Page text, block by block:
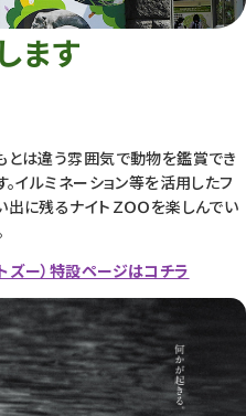
再生プラン
への支援
環境教育
ます
とは違う雰囲気で動物を鑑賞でき
。イルミネーション等を活用したフ
出に残るナイトＺＯＯを楽しんでい
ズー）特設ページはコチラ